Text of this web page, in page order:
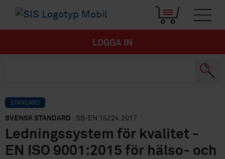
LOGGA IN
STANDARD
SVENSK STANDARD · SS-EN 15224:2017
Ledningssystem för kvalitet -
EN ISO 9001:2015 för hälso- och